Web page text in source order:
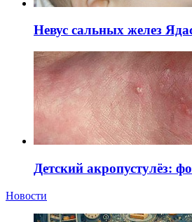
Невус сальных желез
Детский акропустулёз:
Новости